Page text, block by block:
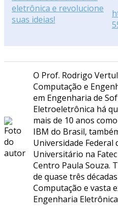
O Prof. Rodrigo
Computação e
em Engenharia de
Eletroeletrônica há
mais de 10 anos
IBM do Brasil,
Universidade Federal
Universitário na
Centro Paula Souza.
de quase três
Computação e vasta
Engenharia